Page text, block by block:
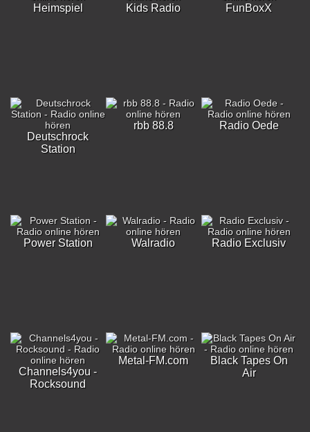
Heimspiel Kids Radio FunBoxX
Deutschrock
Station
rbb 88.8 Radio Oede
Power Station Walradio Radio Exclusiv
Channels4you -
Rocksound
Metal-FM.com
Black Tapes On
Air